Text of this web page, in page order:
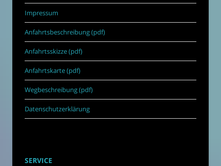
Impressum
Anfahrtsbeschreibung (pdf)
Anfahrtsskizze (pdf)
Anfahrtskarte (pdf)
Wegbeschreibung (pdf)
Datenschutzerklärung
SERVICE